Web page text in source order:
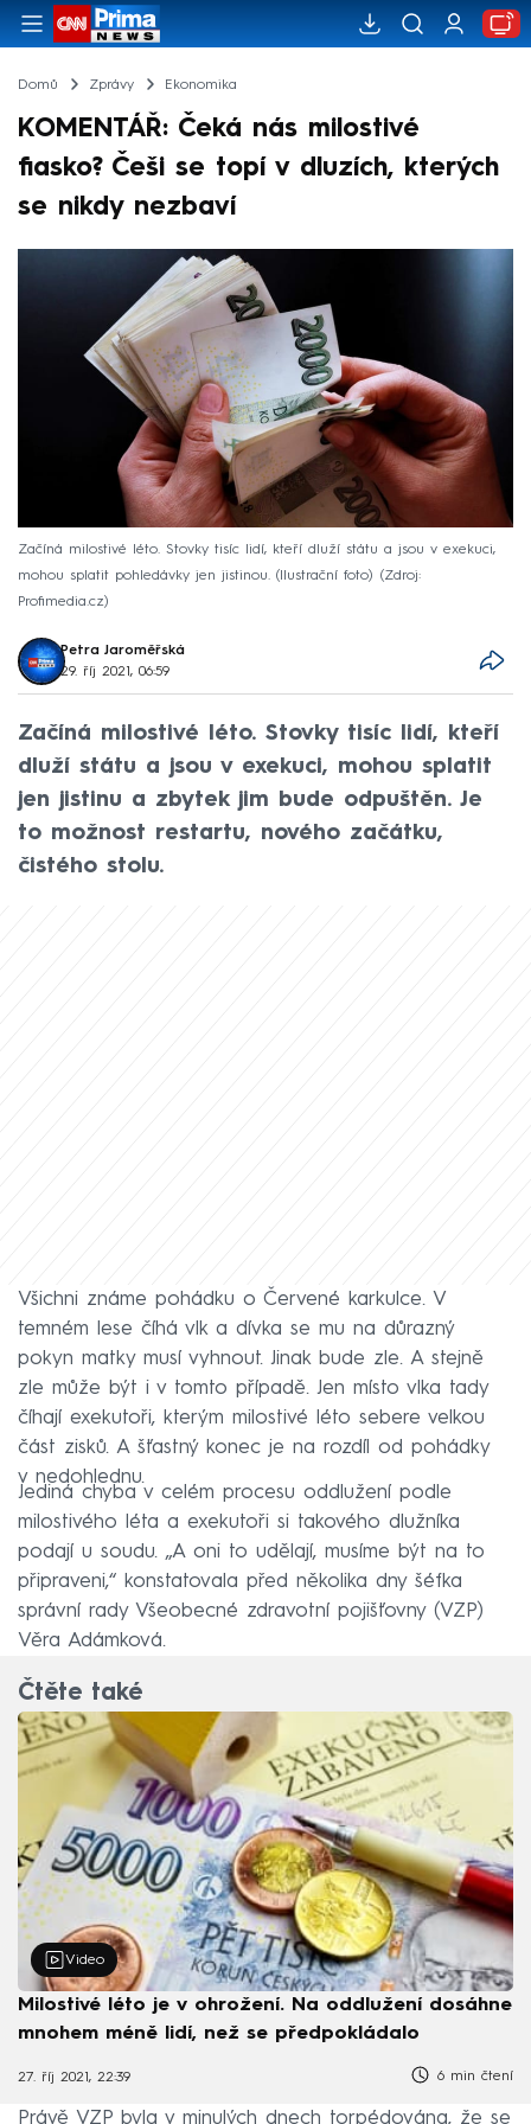
Domů Zprávy Ekonomika
KOMENTÁŘ: Čeká nás milostivé
fiasko? Češi se topí v dluzích, kterých
se nikdy nezbaví
Začíná milostivé léto. Stovky tisíc lidí, kteří dluží státu a jsou v exekuci,
mohou splatit pohledávky jen jistinou. (Ilustrační foto)
Zdroj:
Profimedia.cz
Petra Jaroměřská
29. říj 2021, 06:59
Začíná milostivé léto. Stovky tisíc lidí, kteří
dluží státu a jsou v exekuci, mohou splatit
jen jistinu a zbytek jim bude odpuštěn. Je
to možnost restartu, nového začátku,
čistého stolu.
Všichni známe pohádku o Červené karkulce. V
temném lese číhá vlk a dívka se mu na důrazný
pokyn matky musí vyhnout. Jinak bude zle. A stejně
zle může být i v tomto případě. Jen místo vlka tady
číhají exekutoři, kterým milostivé léto sebere velkou
část zisků. A šťastný konec je na rozdíl od pohádky
v nedohlednu.
Jediná chyba v celém procesu oddlužení podle
milostivého léta a exekutoři si takového dlužníka
podají u soudu. „A oni to udělají, musíme být na to
připraveni,“ konstatovala před několika dny šéfka
správní rady Všeobecné zdravotní pojišťovny (VZP)
Věra Adámková.
Čtěte také
Video
Milostivé léto je v ohrožení. Na oddlužení dosáhne
mnohem méně lidí, než se předpokládalo
27. říj 2021, 22:39 6 min čtení
Právě VZP byla v minulých dnech torpédována, že se